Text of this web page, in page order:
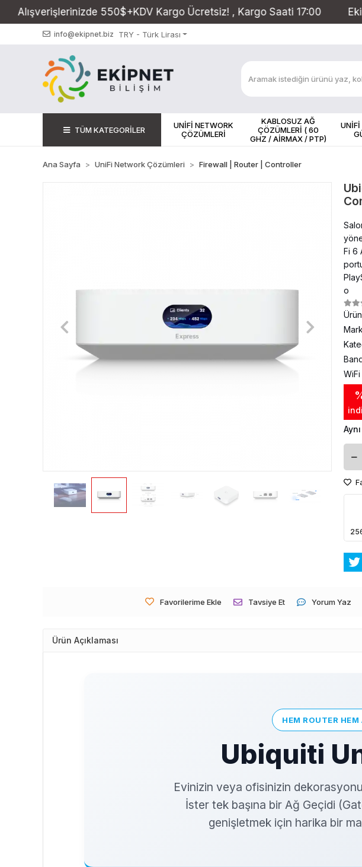
550$+KDV Kargo Ücretsiz! , Kargo Saati 17:00 Ekipnet Bilişim
info@ekipnet.biz TRY - Türk Lirası
TÜM KATEGORİLER
UNİFİ NETWORK
ÇÖZÜMLERİ
KABLOSUZ AĞ
ÇÖZÜMLERİ ( 60
GHZ / AİRMAX / PTP)
UNİFİ
Ana Sayfa UniFi Network Çözümleri Firewall | Router | Controller
Fi 6
o
Favorilerime Ekle Tavsiye Et Yorum Yaz
Ürün Açıklaması
HEM ROUTER
Ubiquiti
Evinizin veya ofisinizin
İster tek başına bir Ağ Geçidi
genişletmek için harika bir